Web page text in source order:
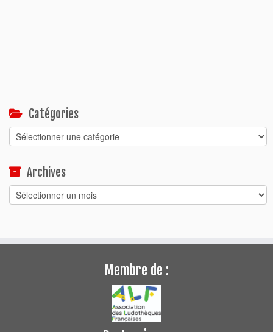
Catégories
Catégories
Archives
Archives
Membre de :